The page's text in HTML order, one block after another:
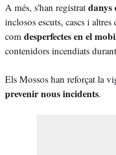
A més, s'han registrat danys
inclosos escuts, cascs i
com desperfectes en el
contenidors incendiats
Els Mossos han reforçat la
prevenir nous incidents.